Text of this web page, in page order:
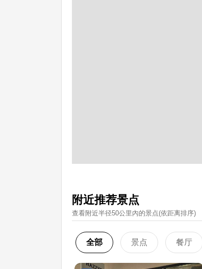
附近推荐景点
查看附近半径50公里內的景点(依距离排序)
全部 景点 餐厅